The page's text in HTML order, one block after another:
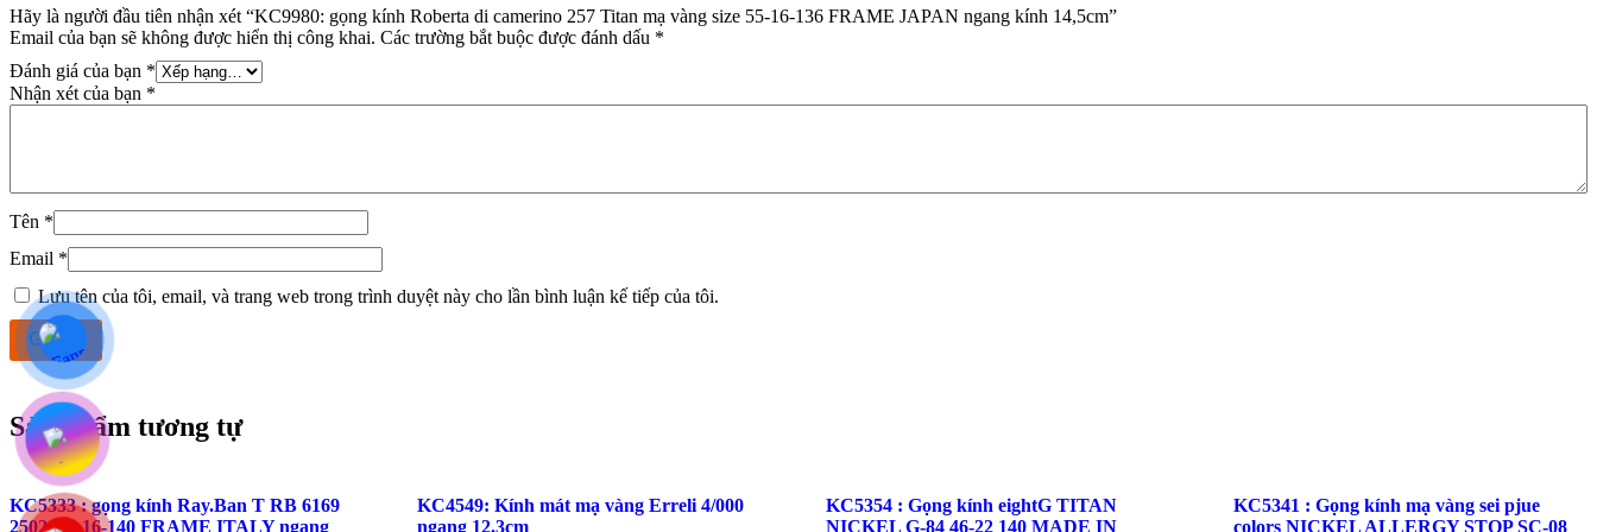
Hãy là người đầu tiên nhận xét “KC9980: gọng kính Roberta di camerino 257 Titan mạ vàng size 55-16-136 FRAME JAPAN ngang kính 14,5cm”
Email của bạn sẽ không được hiển thị công khai. Các trường bắt buộc được đánh dấu *
Đánh giá của bạn *
Nhận xét của bạn *
Tên *
Email *
Lưu tên của tôi, email, và trang web trong trình duyệt này cho lần bình luận kế tiếp của tôi.
Sản phẩm tương tự
KC5333 : gọng kính Ray.Ban T RB 6169
2502 52-16-140 FRAME ITALY ngang
KC4549: Kính mát mạ vàng Erreli 4/000
ngang 12.3cm
KC5354 : Gọng kính eightG TITAN
NICKEL G-84 46-22 140 MADE IN
KC5341 : Gọng kính mạ vàng sei pjue
colors NICKEL ALLERGY STOP SC-08